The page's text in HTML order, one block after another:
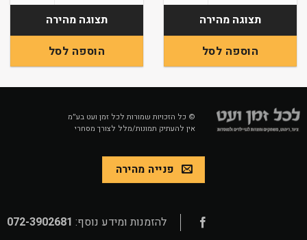
תצוגה מהירה
הוספה לסל
תצוגה מהירה
הוספה לסל
© כל הזכויות שמורות לכל זמן ועט בע״מ
אין להעתיק תמונות/מלל לצורך מסחרי
פנייה מהירה
להזמנות ומידע נוסף: 072-3902681